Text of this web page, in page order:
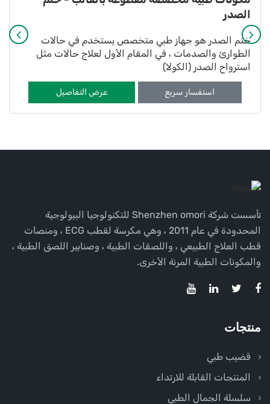
الصدر
ختم الصدر هو جهاز طبي متخصص يستخدم في حالات
الطوارئ والصدمات ، في المقام الأول لعلاج حالات مثل
استرواح الصدر (الكولا)
استفسار سريع عرض التفاصيل
تأسست شركة Shenzhen omori للتكنولوجيا البيولوجية
المحدودة في عام 2011 ، وهي مكرسة لقطب ECG ، ومنصات
قطب العلاج الطبيعي ، واللصقات الطبية ، وصنابير اللصق الطبية ،
والمكونات الطبية المرنة الأخرى.
منتجات
قضيب طبي
المنتجات القابلة للارتداء
سلسلة الجمال الطبي